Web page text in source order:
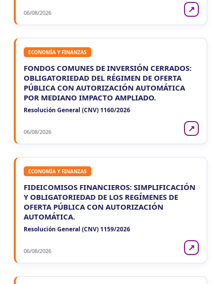
06/08/2026 ↗
ECONOMÍA Y FINANZAS
FONDOS COMUNES DE INVERSIÓN CERRADOS:
OBLIGATORIEDAD DEL RÉGIMEN DE OFERTA
PÚBLICA CON AUTORIZACIÓN AUTOMÁTICA
POR MEDIANO IMPACTO AMPLIADO.
Resolución General (CNV) 1160/2026
06/08/2026 ↗
ECONOMÍA Y FINANZAS
FIDEICOMISOS FINANCIEROS: SIMPLIFICACIÓN
Y OBLIGATORIEDAD DE LOS REGÍMENES DE
OFERTA PÚBLICA CON AUTORIZACIÓN
AUTOMÁTICA.
Resolución General (CNV) 1159/2026
06/08/2026 ↗